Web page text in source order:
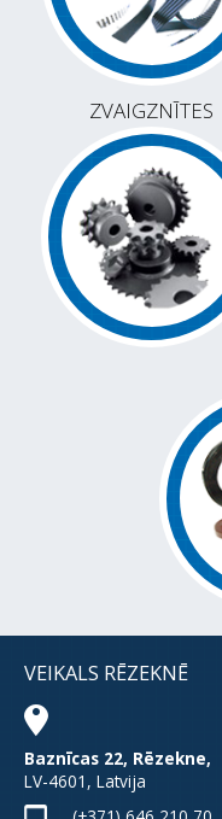
ZVAIGZNĪTES
VEIKALS RĒZEKNĒ
Baznīcas 22, Rēzekne,
LV-4601, Latvija